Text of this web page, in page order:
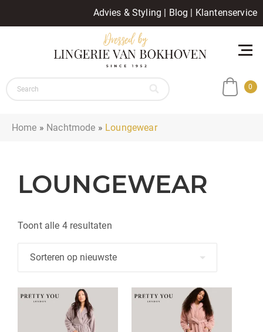
Advies & Styling | Blog | Klantenservice
0
Home » Nachtmode » Loungewear
LOUNGEWEAR
Toont alle 4 resultatenGesorteerd
op
nieuwste
Dit
Dit